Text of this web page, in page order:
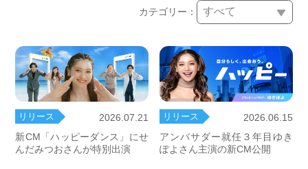
カテゴリー：
リリース
2026.07.21
新CM「ハッピーダンス」にせ
んだみつおさんが特別出演
リリース
2026.06.15
アンバサダー就任３年目ゆき
ぽよさん主演の新CM公開